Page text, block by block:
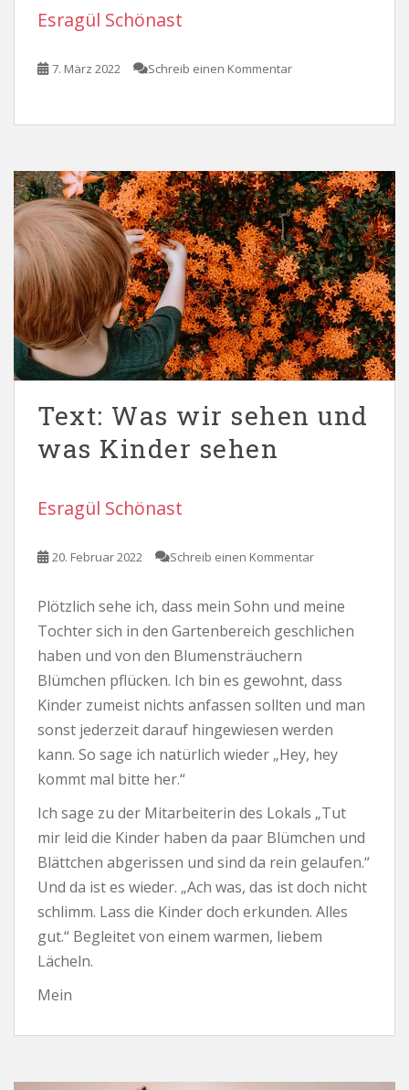
Esragül Schönast
7. März 2022 Schreib einen Kommentar
Text: Was wir sehen und
was Kinder sehen
Esragül Schönast
20. Februar 2022 Schreib einen Kommentar
Plötzlich sehe ich, dass mein Sohn und meine
Tochter sich in den Gartenbereich geschlichen
haben und von den Blumensträuchern
Blümchen pflücken. Ich bin es gewohnt, dass
Kinder zumeist nichts anfassen sollten und man
sonst jederzeit darauf hingewiesen werden
kann. So sage ich natürlich wieder „Hey, hey
kommt mal bitte her.“
Ich sage zu der Mitarbeiterin des Lokals „Tut
mir leid die Kinder haben da paar Blümchen und
Blättchen abgerissen und sind da rein gelaufen.“
Und da ist es wieder. „Ach was, das ist doch nicht
schlimm. Lass die Kinder doch erkunden. Alles
gut.“ Begleitet von einem warmen, liebem
Lächeln.
Mein